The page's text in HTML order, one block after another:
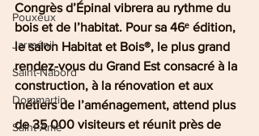
Pouxeux
Jarménil
Saint-Nabord
Dommartin
Saint-Amé
Congrès d’Épinal vibrera au rythme du
bois et de l’habitat. Pour sa 46ᵉ édition,
le salon Habitat et Bois®, le plus grand
rendez-vous du Grand Est consacré à la
construction, à la rénovation et aux
métiers de l’aménagement, attend plus
de 35 000 visiteurs et réunit près de